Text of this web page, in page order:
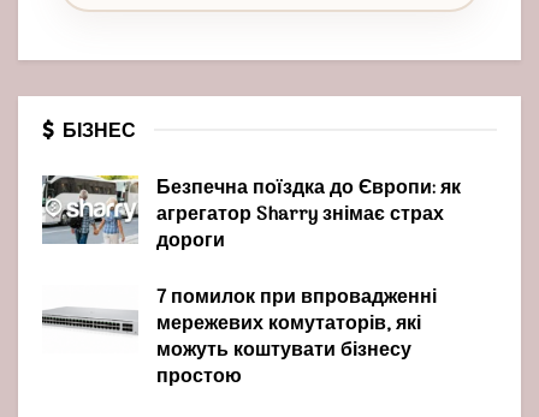
БІЗНЕС
Безпечна поїздка до Європи: як
агрегатор Sharry знімає страх
дороги
7 помилок при впровадженні
мережевих комутаторів, які
можуть коштувати бізнесу
простою